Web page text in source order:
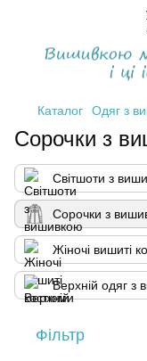
Каталог Одяг з
Сорочки з
Світшоти з
Сорочки з
Жіночі вишиті
Верхній одяг з
Фільтр